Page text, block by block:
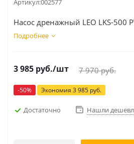
Артикул:002577
Насос дренажный LEO LKS-500
Подробнее
3 985 руб./шт 7 970руб.
-50% Экономия 3 985 руб.
Достаточно Нашли